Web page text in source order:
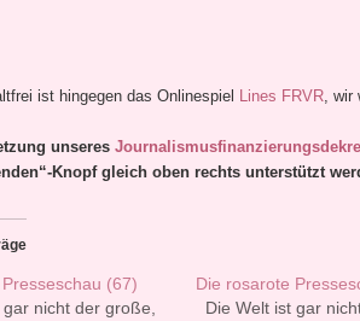
ist hingegen das Onlinespiel Lines FRVR, wir
unseres
Knopf gleich oben rechts unterstützt
(67)
nicht der große,
Die rosarote
Die Welt ist gar